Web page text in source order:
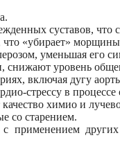
суставов, что
«убирает»
уменьшая его
уровень
включая дугу
стрессу в процессе
химио и
со старением.
применением